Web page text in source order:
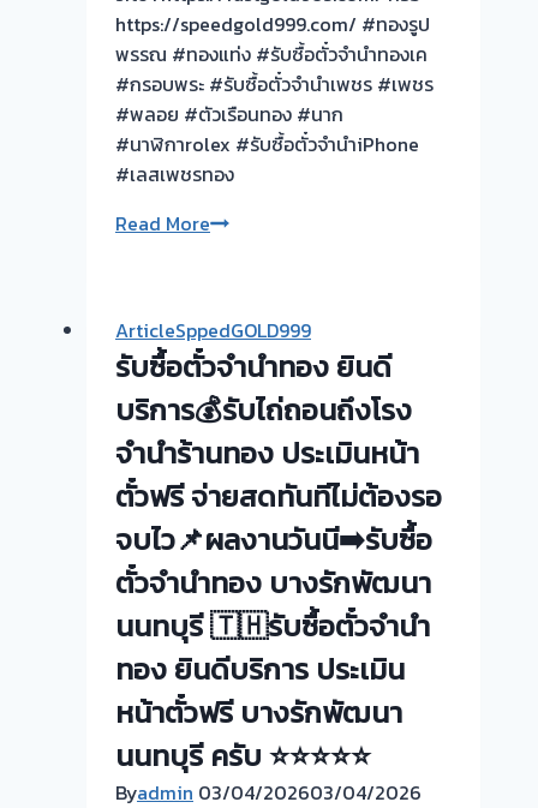
รอ
จบ
หน้า
งาน
📌
รับ
ตั๋ว
รับ
ซื้อ
ทอง
|
ขอบคุณ
ลูกค้า
บางใหญ่
นนทบุรี
https://speedgold999.com/ #ทองรูป
พรรณ #ทองแท่ง #รับซื้อตั๋วจำนำทองเค
#กรอบพระ #รับซื้อตั๋วจำนำเพชร #เพชร
#พลอย #ตัวเรือนทอง #นาก
#นาฬิกาrolex #รับซื้อตั๋วจำนำiPhone
#เลสเพชรทอง
Read Moreรับ
ทอง
เพชร
พลอย
นาก
ทองเค
พระ
ArticleSppedGOLD999
รับซื้อตั๋วจำนำทอง ยินดี
บริการ💰รับไถ่ถอนถึงโรง
จำนำร้านทอง ประเมินหน้า
ตั๋วฟรี จ่ายสดทันทีไม่ต้องรอ
จบไว📌ผลงานวันนี➡️รับซื้อ
ตั๋วจำนำทอง บางรักพัฒนา
นนทบุรี 🇹🇭รับซื้อตั๋วจำนำ
ทอง ยินดีบริการ ประเมิน
หน้าตั๋วฟรี บางรักพัฒนา
นนทบุรี ครับ ⭐⭐⭐⭐⭐
Byadmin 03/04/202603/04/2026